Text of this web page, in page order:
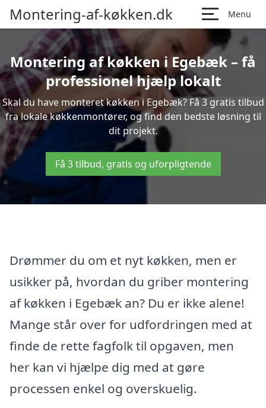
Montering-af-køkken.dk Menu
Montering af køkken i Egebæk – få
professionel hjælp lokalt
Skal du have monteret køkken i Egebæk? Få 3 gratis tilbud
fra lokale køkkenmontører, og find den bedste løsning til
dit projekt.
Få 3 tilbud, gratis og uforpligtende
Drømmer du om et nyt køkken, men er
usikker på, hvordan du griber montering
af køkken i Egebæk an? Du er ikke alene!
Mange står over for udfordringen med at
finde de rette fagfolk til opgaven, men
her kan vi hjælpe dig med at gøre
processen enkel og overskuelig.